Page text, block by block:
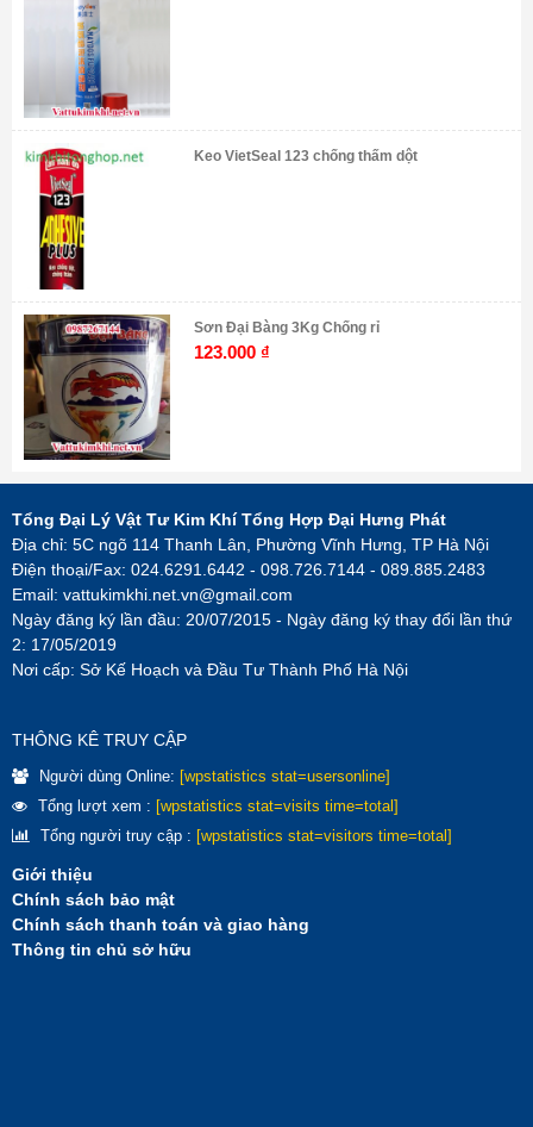
Keo VietSeal 123 chống thấm dột
Sơn Đại Bàng 3Kg Chống rỉ
123.000 ₫
Tổng Đại Lý Vật Tư Kim Khí Tổng Hợp Đại Hưng Phát
Địa chỉ: 5C ngõ 114 Thanh Lân, Phường Vĩnh Hưng, TP Hà Nội
Điện thoại/Fax: 024.6291.6442 - 098.726.7144 - 089.885.2483
Email: vattukimkhi.net.vn@gmail.com
Ngày đăng ký lần đầu: 20/07/2015 - Ngày đăng ký thay đổi lần thứ
2: 17/05/2019
Nơi cấp: Sở Kế Hoạch và Đầu Tư Thành Phố Hà Nội
THÔNG KÊ TRUY CẬP
Người dùng Online: [wpstatistics stat=usersonline]
Tổng lượt xem : [wpstatistics stat=visits time=total]
Tổng người truy cập : [wpstatistics stat=visitors time=total]
Giới thiệu
Chính sách bảo mật
Chính sách thanh toán và giao hàng
Thông tin chủ sở hữu